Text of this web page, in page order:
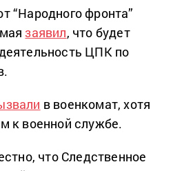
“Народного фронта”
заявил, что будет
ЦПК по
в военкомат, хотя
к военной службе.
что Следственное